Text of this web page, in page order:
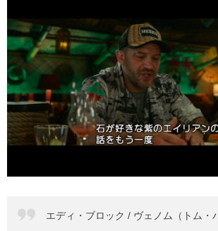
エディ・ブロック / ヴェノム（トム・